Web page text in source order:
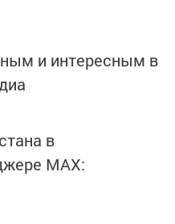
и интересным в
в
MАХ: